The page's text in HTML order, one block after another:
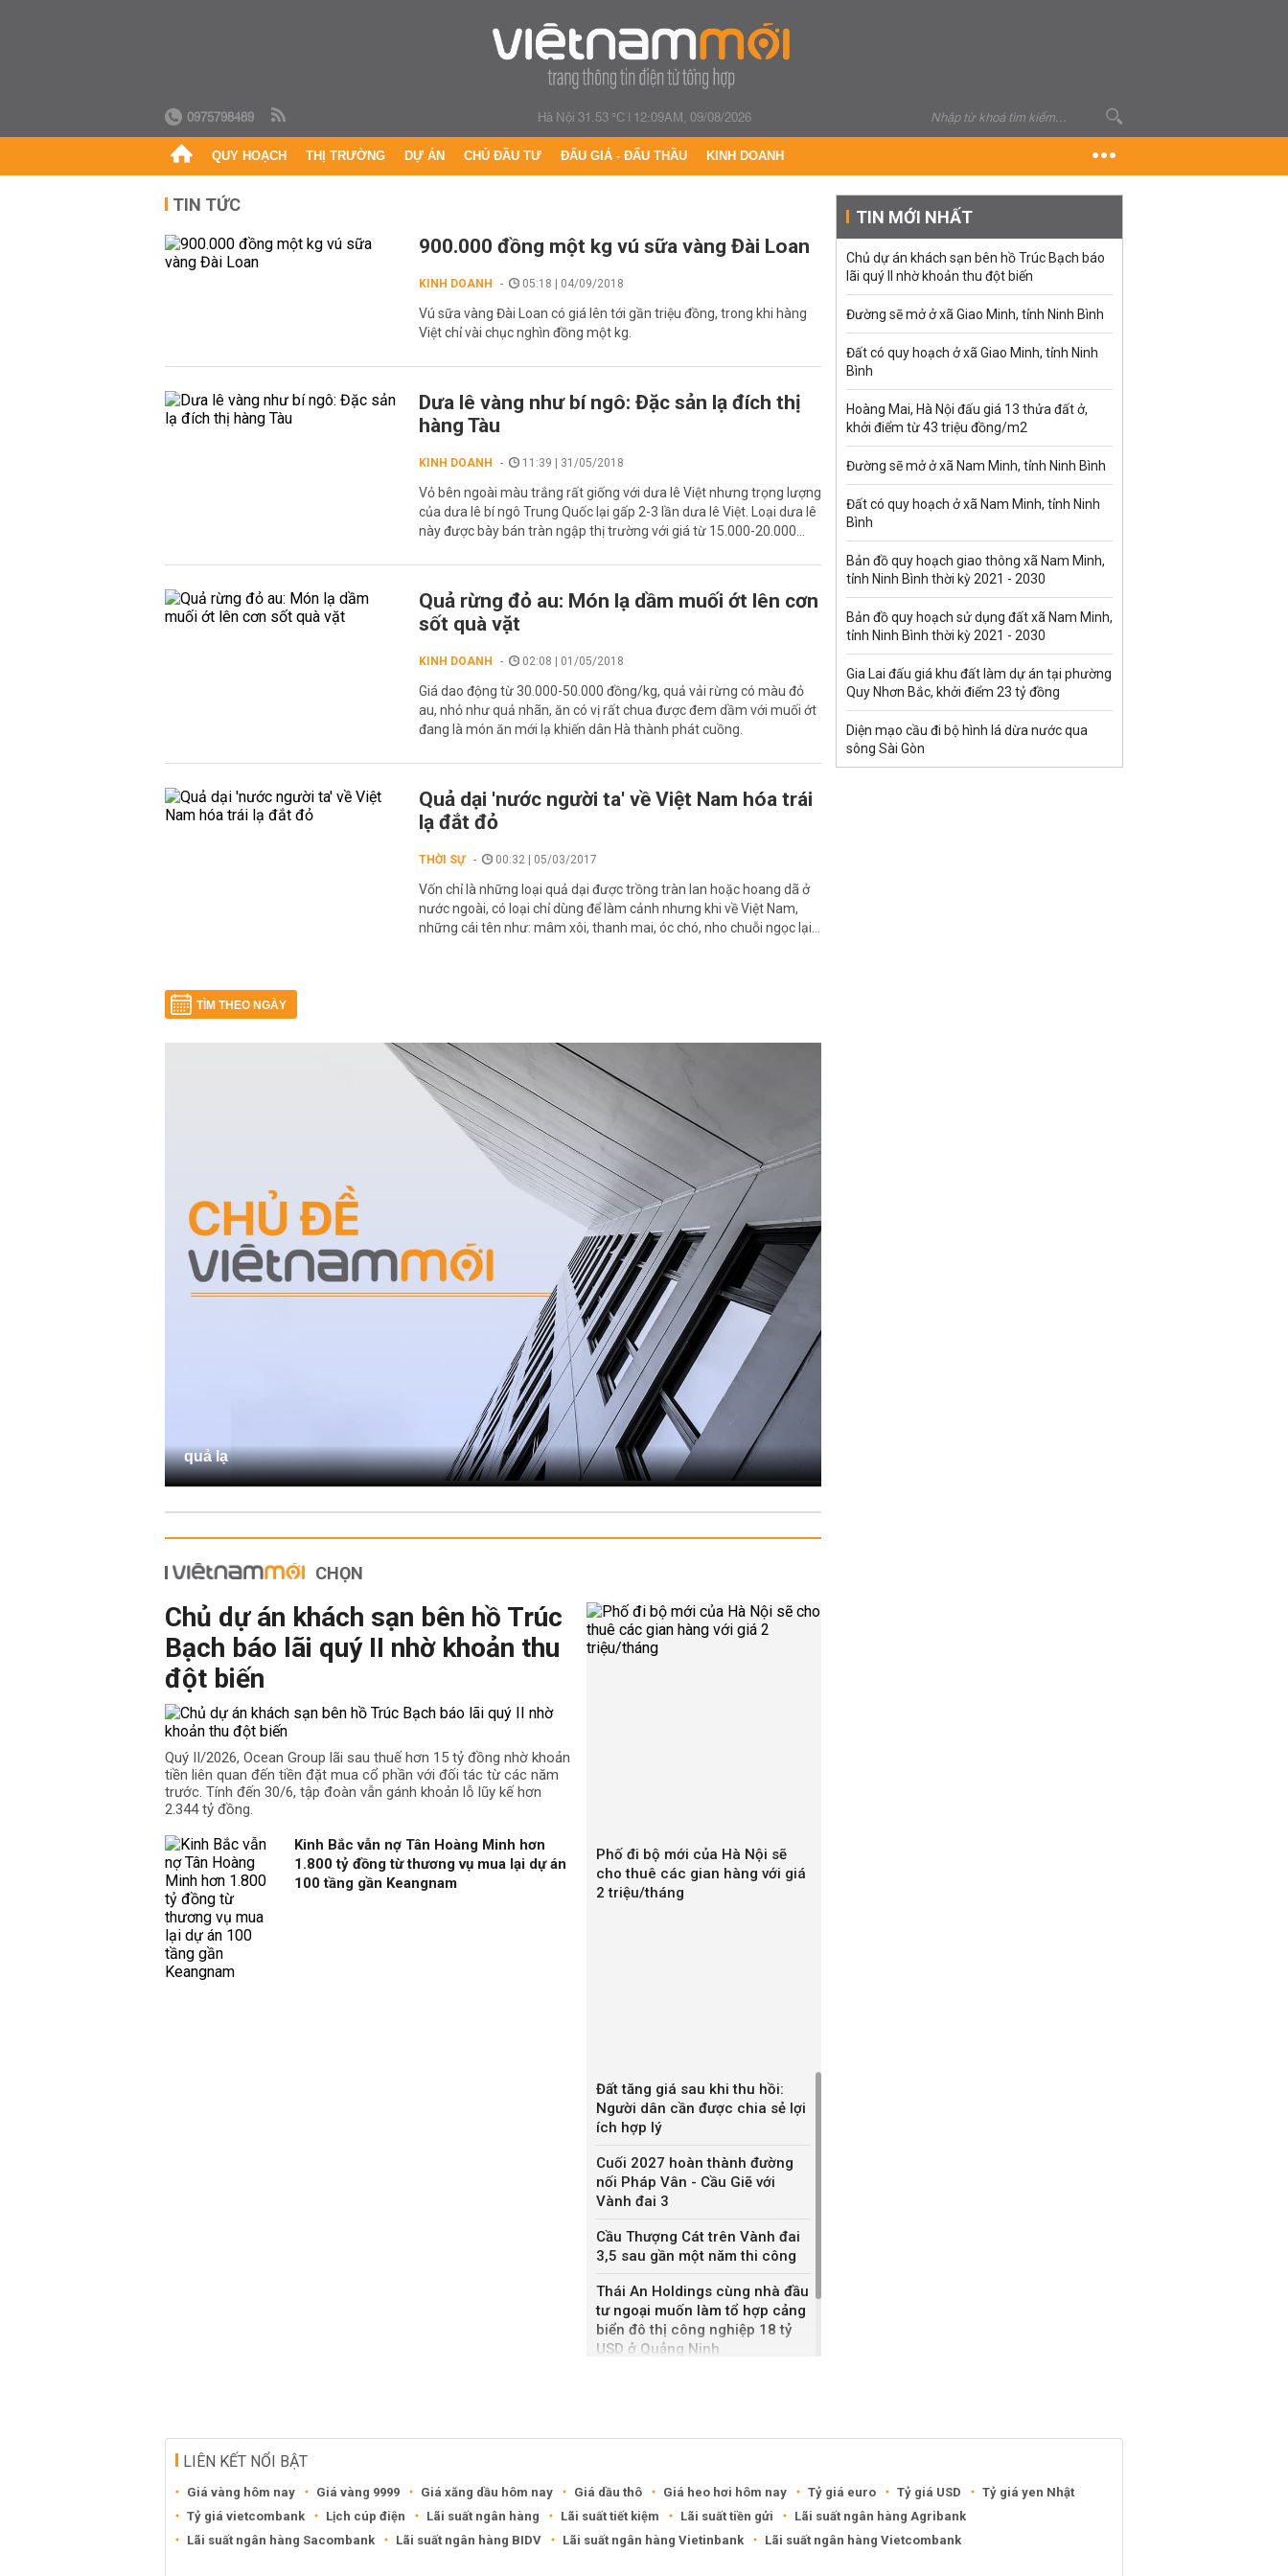
0975798489 Hà Nội 31.53 °C| 12:09AM, 09/08/2026
QUY HOẠCH THỊ TRƯỜNG DỰ ÁN CHỦ ĐẦU TƯ ĐẤU GIÁ - ĐẤU THẦU KINH DOANH
TIN TỨC
900.000 đồng một kg vú sữa vàng Đài Loan
KINH DOANH 05:18 | 04/09/2018
Vú sữa vàng Đài Loan có giá lên tới gần triệu đồng, trong khi hàng
Việt chỉ vài chục nghìn đồng một kg.
Dưa lê vàng như bí ngô: Đặc sản lạ đích thị
hàng Tàu
KINH DOANH 11:39 | 31/05/2018
Vỏ bên ngoài màu trắng rất giống với dưa lê Việt nhưng trọng lượng
của dưa lê bí ngô Trung Quốc lại gấp 2-3 lần dưa lê Việt. Loại dưa lê
này được bày bán tràn ngập thị trường với giá từ 15.000-20.000...
Quả rừng đỏ au: Món lạ dầm muối ớt lên cơn
sốt quà vặt
KINH DOANH 02:08 | 01/05/2018
Giá dao động từ 30.000-50.000 đồng/kg, quả vải rừng có màu đỏ
au, nhỏ như quả nhãn, ăn có vị rất chua được đem dầm với muối ớt
đang là món ăn mới lạ khiến dân Hà thành phát cuồng.
Quả dại 'nước người ta' về Việt Nam hóa trái
lạ đắt đỏ
THỜI SỰ 00:32 | 05/03/2017
Vốn chỉ là những loại quả dại được trồng tràn lan hoặc hoang dã ở
nước ngoài, có loại chỉ dùng để làm cảnh nhưng khi về Việt Nam,
những cái tên như: mâm xôi, thanh mai, óc chó, nho chuỗi ngọc lại...
TÌM THEO NGÀY
quả lạ
CHỌN
Chủ dự án khách sạn bên hồ Trúc
Bạch báo lãi quý II nhờ khoản thu
đột biến
Quý II/2026, Ocean Group lãi sau thuế hơn 15 tỷ đồng nhờ khoản
tiền liên quan đến tiền đặt mua cổ phần với đối tác từ các năm
trước. Tính đến 30/6, tập đoàn vẫn gánh khoản lỗ lũy kế hơn
2.344 tỷ đồng.
Kinh Bắc vẫn nợ Tân Hoàng Minh hơn
1.800 tỷ đồng từ thương vụ mua lại dự án
100 tầng gần Keangnam
Phố đi bộ mới của Hà Nội sẽ
cho thuê các gian hàng với giá
2 triệu/tháng
Đất tăng giá sau khi thu hồi:
Người dân cần được chia sẻ lợi
ích hợp lý
Cuối 2027 hoàn thành đường
nối Pháp Vân - Cầu Giẽ với
Vành đai 3
Cầu Thượng Cát trên Vành đai
3,5 sau gần một năm thi công
Thái An Holdings cùng nhà đầu
tư ngoại muốn làm tổ hợp cảng
biển đô thị công nghiệp 18 tỷ
USD ở Quảng Ninh
TIN MỚI NHẤT
Chủ dự án khách sạn bên hồ Trúc Bạch báo
lãi quý II nhờ khoản thu đột biến
Đường sẽ mở ở xã Giao Minh, tỉnh Ninh Bình
Đất có quy hoạch ở xã Giao Minh, tỉnh Ninh
Bình
Hoàng Mai, Hà Nội đấu giá 13 thửa đất ở,
khởi điểm từ 43 triệu đồng/m2
Đường sẽ mở ở xã Nam Minh, tỉnh Ninh Bình
Đất có quy hoạch ở xã Nam Minh, tỉnh Ninh
Bình
Bản đồ quy hoạch giao thông xã Nam Minh,
tỉnh Ninh Bình thời kỳ 2021 - 2030
Bản đồ quy hoạch sử dụng đất xã Nam Minh,
tỉnh Ninh Bình thời kỳ 2021 - 2030
Gia Lai đấu giá khu đất làm dự án tại phường
Quy Nhơn Bắc, khởi điểm 23 tỷ đồng
Diện mạo cầu đi bộ hình lá dừa nước qua
sông Sài Gòn
LIÊN KẾT NỔI BẬT
Giá vàng hôm nay Giá vàng 9999 Giá xăng dầu hôm nay Giá dầu thô Giá heo hơi hôm nay Tỷ giá euro Tỷ giá USD
Tỷ giá yen Nhật
Tỷ giá vietcombank
Lịch cúp điện Lãi suất ngân hàng Lãi suất tiết kiệm Lãi suất tiền gửi
Lãi suất ngân hàng Agribank
Lãi suất ngân hàng Sacombank
Lãi suất ngân hàng BIDV Lãi suất ngân hàng Vietinbank Lãi suất ngân hàng Vietcombank